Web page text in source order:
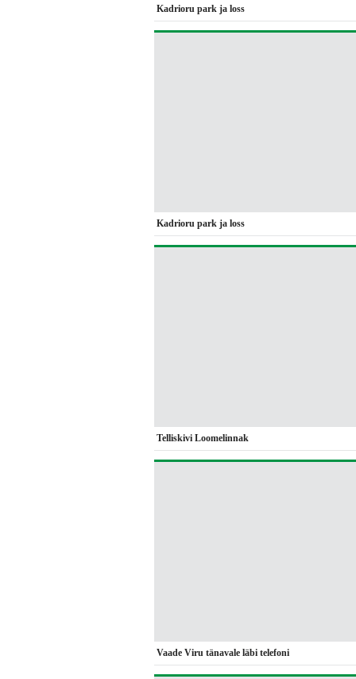
Kadrioru park ja loss
Kadrioru park ja loss
Telliskivi Loomelinnak
Vaade Viru tänavale läbi telefoni